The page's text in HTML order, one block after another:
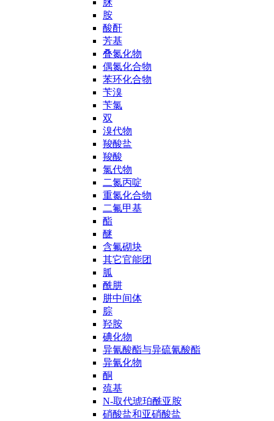
脒
胺
酸酐
芳基
叠氮化物
偶氮化合物
苯环化合物
苄溴
苄氯
双
溴代物
羧酸盐
羧酸
氯代物
二氮丙啶
重氮化合物
二氟甲基
酯
醚
含氟砌块
其它官能团
胍
酰肼
肼中间体
腙
羟胺
碘化物
异氰酸酯与异硫氰酸酯
异氰化物
酮
巯基
N-取代琥珀酰亚胺
硝酸盐和亚硝酸盐